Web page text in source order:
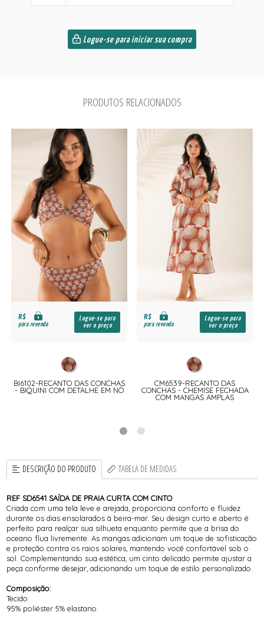
Logue-se para iniciar sua compra
PRODUTOS RELACIONADOS
R$
para revenda
Logue-se para
ver o preço
BI6102-RECANTO DAS CONCHAS
- BIQUINI COM DETALHE EM NÓ
R$
para revenda
Logue-se para
ver o preço
CM6539-RECANTO DAS
CONCHAS - CHEMISE FECHADA
COM MANGAS AMPLAS
DESCRIÇÃO DO PRODUTO TABELA DE MEDIDAS
REF SD6541 SAÍDA DE PRAIA CURTA COM CINTO
Criada com uma tela leve e arejada, proporciona conforto e fluidez
durante os dias ensolarados à beira-mar. Seu design curto e aberto é
perfeito para realçar sua silhueta enquanto permite que a brisa do
oceano flua livremente. As mangas adicionam um toque de sofisticação
e proteção contra os raios solares, mantendo você confortável sob o
sol. Complementando sua estética, um cinto delicado permite ajustar a
peça conforme desejar, adicionando um toque de estilo personalizado.
Composição:
Tecido:
95% poliéster 5% elastano